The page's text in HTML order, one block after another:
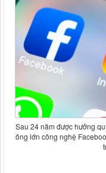
Sau 24 năm được hưởng
ông lớn công nghệ